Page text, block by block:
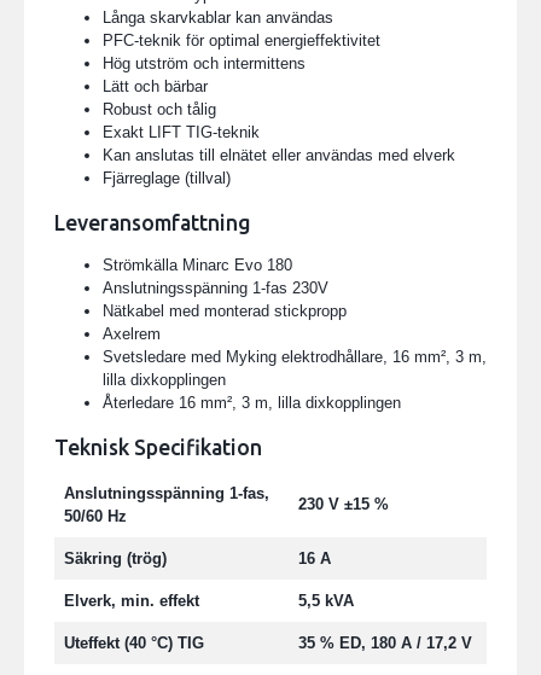
Långa skarvkablar kan användas
PFC-teknik för optimal energieffektivitet
Hög utström och intermittens
Lätt och bärbar
Robust och tålig
Exakt LIFT TIG-teknik
Kan anslutas till elnätet eller användas med elverk
Fjärreglage (tillval)
Leveransomfattning
Strömkälla Minarc Evo 180
Anslutningsspänning 1-fas 230V
Nätkabel med monterad stickpropp
Axelrem
Svetsledare med Myking elektrodhållare, 16 mm², 3 m,
lilla dixkopplingen
Återledare 16 mm², 3 m, lilla dixkopplingen
Teknisk Specifikation
Anslutningsspänning 1-fas,
50/60 Hz
230 V ±15 %
Säkring (trög) 16 A
Elverk, min. effekt 5,5 kVA
Uteffekt (40 °C) TIG 35 % ED, 180 A / 17,2 V